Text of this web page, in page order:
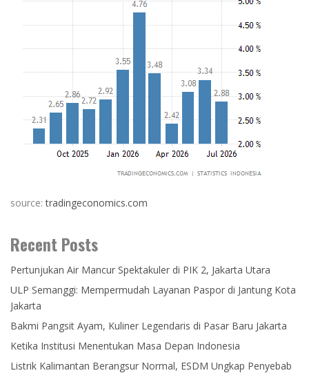
source:tradingeconomics.com
Recent Posts
Pertunjukan Air Mancur Spektakuler di PIK 2, Jakarta Utara
ULP Semanggi: Mempermudah Layanan Paspor di Jantung Kota
Jakarta
Bakmi Pangsit Ayam, Kuliner Legendaris di Pasar Baru Jakarta
Ketika Institusi Menentukan Masa Depan Indonesia
Listrik Kalimantan Berangsur Normal, ESDM Ungkap Penyebab